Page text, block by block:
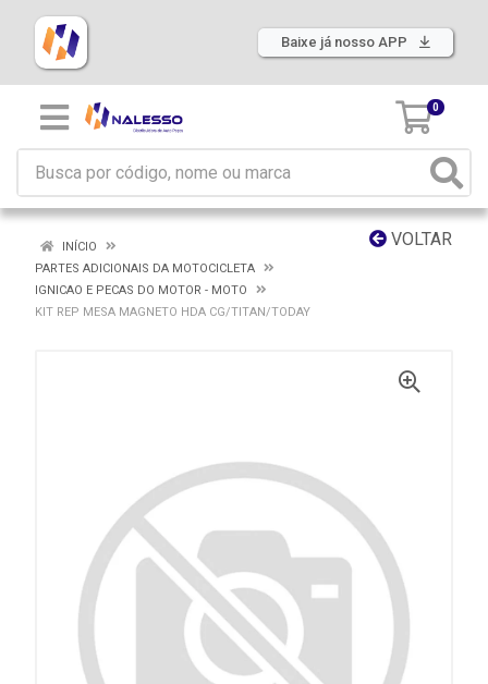
Baixe já nosso APP
0
VOLTAR
INÍCIO
PARTES ADICIONAIS DA MOTOCICLETA
IGNICAO E PECAS DO MOTOR - MOTO
KIT REP MESA MAGNETO HDA CG/TITAN/TODAY